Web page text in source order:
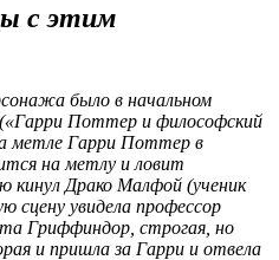
с этим
было в начальном
Поттер и философский
метле Гарри Поттер в
на метлу и ловит
кинул Драко Малфой (ученик
сцену увидела профессор
Гриффиндор, строгая, но
и пришла за Гарри и отвела